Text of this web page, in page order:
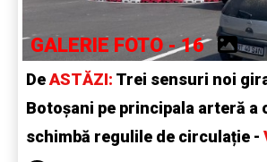
GALERIE FOTO - 16
DeASTĂZI: Trei sensuri noi
Botoșani pe principala arteră a
schimbă regulile de circulație -